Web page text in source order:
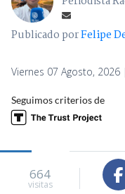
Publicado porFelipe
Viernes 07 Agosto, 2026
Seguimos criterios de
664
visitas